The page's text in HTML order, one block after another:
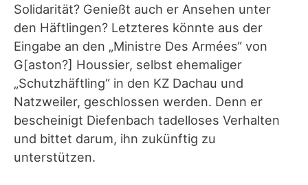
Solidarität? Genießt auch er Ansehen unter
den Häftlingen? Letzteres könnte aus der
Eingabe an den „Ministre Des Armées“ von
G[aston?] Houssier, selbst ehemaliger
„Schutzhäftling“ in den KZ Dachau und
Natzweiler, geschlossen werden. Denn er
bescheinigt Diefenbach tadelloses Verhalten
und bittet darum, ihn zukünftig zu
unterstützen.